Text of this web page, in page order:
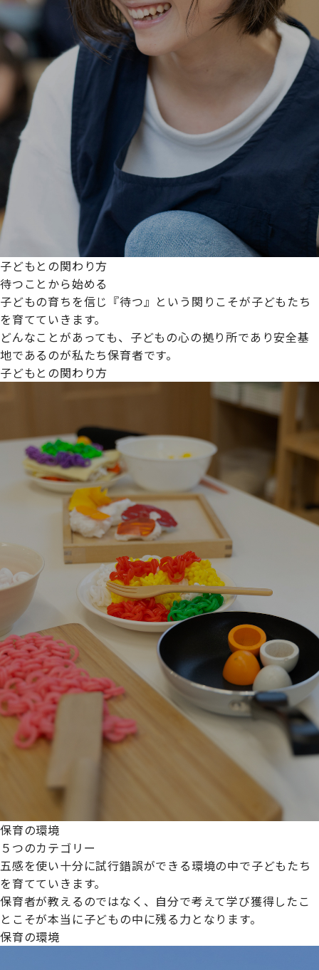
子どもとの関わり方
待つことから始める
子どもの育ちを信じ『待つ』という関りこそが子どもたち
を育てていきます。
どんなことがあっても、子どもの心の拠り所であり安全基
地であるのが私たち保育者です。
子どもとの関わり方
保育の環境
５つのカテゴリー
五感を使い十分に試行錯誤ができる環境の中で子どもたち
を育てていきます。
保育者が教えるのではなく、自分で考えて学び獲得したこ
とこそが本当に子どもの中に残る力となります。
保育の環境